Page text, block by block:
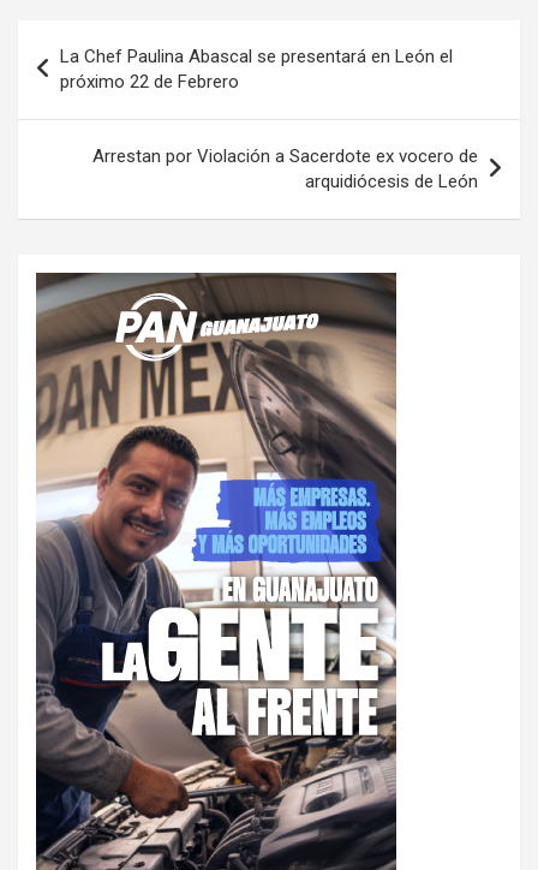
de
entradas
La Chef Paulina Abascal se presentará en León el
próximo 22 de Febrero
Arrestan por Violación a Sacerdote ex vocero de
arquidiócesis de León